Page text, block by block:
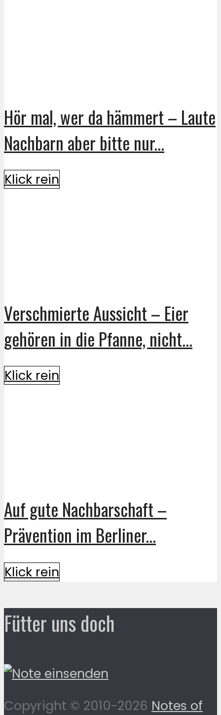
Hör mal, wer da hämmert – Laute
Nachbarn aber bitte nur...
Klick rein
Verschmierte Aussicht – Eier
gehören in die Pfanne, nicht...
Klick rein
Auf gute Nachbarschaft –
Prävention im Berliner...
Klick rein
Fütter uns doch
Copyright © 2010-2026 Notes of